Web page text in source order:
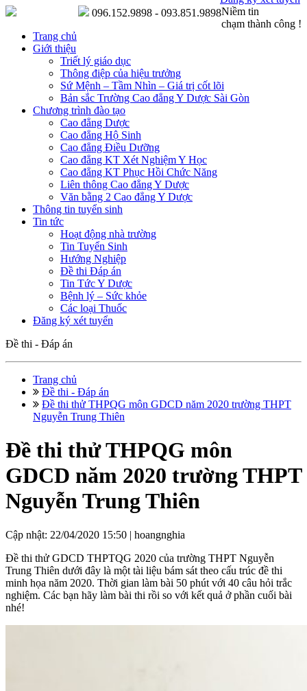
Niềm tin
chạm thành công !
096.152.9898 - 093.851.9898
Trang chủ
Giới thiệu
Triết lý giáo dục
Thông điệp của hiệu trưởng
Sứ Mệnh – Tầm Nhìn – Giá trị cốt lõi
Bản sắc Trường Cao đẳng Y Dược Sài Gòn
Chương trình đào tạo
Cao đẳng Dược
Cao đẳng Hộ Sinh
Cao đẳng Điều Dưỡng
Cao đẳng KT Xét Nghiệm Y Học
Cao đẳng KT Phục Hồi Chức Năng
Liên thông Cao đẳng Y Dược
Văn bằng 2 Cao đẳng Y Dược
Thông tin tuyển sinh
Tin tức
Hoạt động nhà trường
Tin Tuyển Sinh
Hướng Nghiệp
Đề thi Đáp án
Tin Tức Y Dược
Bệnh lý – Sức khỏe
Các loại Thuốc
Đăng ký xét tuyển
Đề thi - Đáp án
Trang chủ
Đề thi - Đáp án
Đề thi thử THPQG môn GDCD năm 2020 trường THPT
Nguyễn Trung Thiên
Đề thi thử THPQG môn
GDCD năm 2020 trường THPT
Nguyễn Trung Thiên
Cập nhật: 22/04/2020 15:50 | hoangnghia
Đề thi thử GDCD THPTQG 2020 của trường THPT Nguyễn
Trung Thiên dưới đây là một tài liệu bám sát theo cấu trúc đề thi
minh họa năm 2020. Thời gian làm bài 50 phút với 40 câu hỏi trắc
nghiệm. Các bạn hãy làm bài thi rồi so với kết quả ở phần cuối bài
nhé!